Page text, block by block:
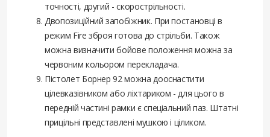
точності, другий - скорострільності.
Двопозиційний запобіжник. При постановці в
режим Fire зброя готова до стрільби. Також
можна визначити бойове положення можна за
червоним кольором перекладача.
Пістолет Борнер 92 можна дооснастити
цілевказівником або ліхтариком - для цього в
передній частині рамки є спеціальний паз. Штатні
прицільні представлені мушкою і ціликом.